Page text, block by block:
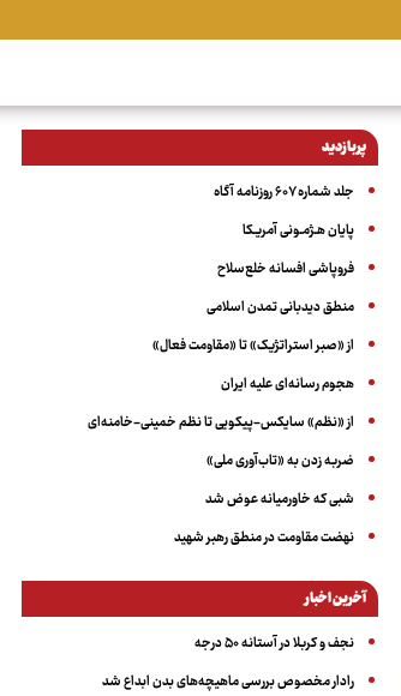
پربازدید
جلد شماره ۶۰۷ روزنامه آگاه
پایان هـژمـونی آمریـکا
فروپاشی افسانه خلع‌سلاح
منطق دیدبانی تمدن اسلامی
از «صبر استراتژیک» تا «مقاومت فعال»
هجوم رسانه‌ای علیه ایران
از «نظم» سایکس-پیکویی تا نظم خمینی-خامنه‌ای
ضربه زدن به «تاب‌آوری ملی»
شبی که خاورمیانه عوض شد
نهضت مقاومت در منطق رهبر شهید
آخرین اخبار
نجف و کربلا در آستانه ۵۰ درجه
رادار مخصوص بررسی ماهیچه‌های بدن ابداع شد